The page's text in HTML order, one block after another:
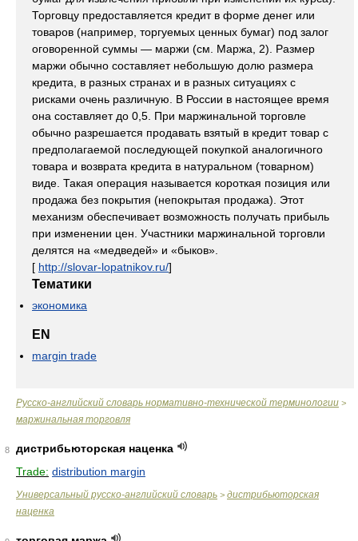
Торговцу предоставляется кредит в форме денег или
товаров (например, торгуемых ценных бумаг) под залог
оговоренной суммы — маржи (см. Mаржа, 2). Размер
маржи обычно составляет небольшую долю размера
кредита, в разных странах и в разных ситуациях с
рисками очень различную. В России в настоящее время
она составляет до 0,5. При маржинальной торговле
обычно разрешается продавать взятый в кредит товар с
предполагаемой последующей покупкой аналогичного
товара и возврата кредита в натуральном (товарном)
виде. Такая операция называется короткая позиция или
продажа без покрытия (непокрытая продажа). Этот
механизм обеспечивает возможность получать прибыль
при изменении цен. Участники маржинальной торговли
делятся на «медведей» и «быков».
[ http://slovar-lopatnikov.ru/]
Тематики
экономика
EN
margin trade
Русско-английский словарь нормативно-технической терминологии >
маржинальная торговля
8
дистрибьюторская наценка
Trade: distribution margin
Универсальный русско-английский словарь > дистрибьюторская
наценка